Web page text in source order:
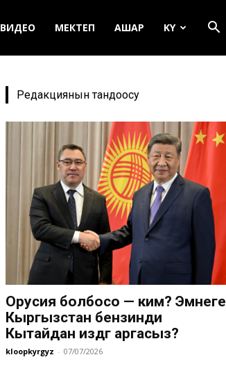
ВИДЕО МЕКТЕП АШАР KY
Редакциянын тандоосу
Орусия болбосо — ким? Эмнеге
Кыргызстан бензинди
Кытайдан издөөгө аргасыз?
kloopkyrgyz - 07/07/2026